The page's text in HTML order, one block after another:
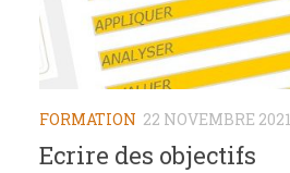
FORMATION 22 NOVEMBRE 2021
Ecrire des objectifs